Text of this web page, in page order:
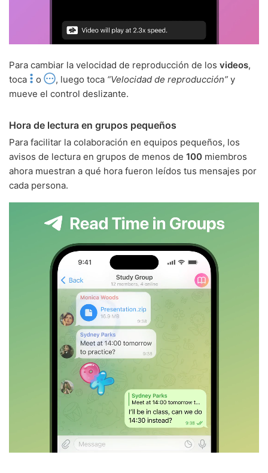
Para cambiar la velocidad de reproducción de los videos,
toca
o , luego toca “Velocidad de reproducción”y
mueve el control deslizante.
Hora de lectura en grupos pequeños
Para facilitar la colaboración en equipos pequeños, los
avisos de lectura en grupos de menos de 100 miembros
ahora muestran a qué hora fueron leídos tus mensajes por
cada persona.